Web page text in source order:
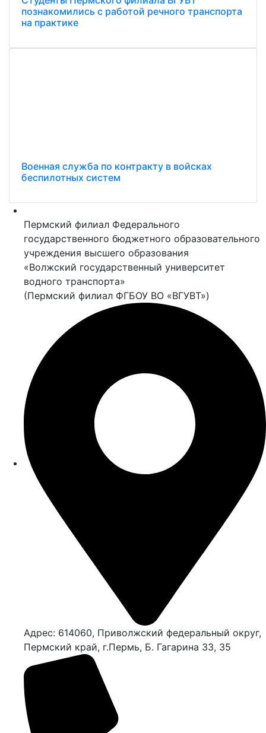
познакомились с работой речного транспорта
на практике
Военная служба по контракту в войсках
беспилотных систем
Пермский филиал Федерального
государственного бюджетного образовательного
учреждения высшего образования
«Волжский государственный университет
водного транспорта»
(Пермский филиал ФГБОУ ВО «ВГУВТ»)
Адрес: 614060, Приволжский федеральный округ,
Пермский край, г.Пермь, Б. Гагарина 33, 35